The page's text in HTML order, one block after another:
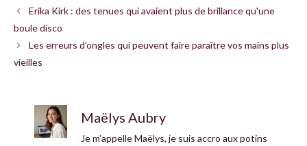
Erika Kirk : des tenues qui avaient plus de brillance qu'une
boule disco
Les erreurs d’ongles qui peuvent faire paraître vos mains plus
vieilles
Maëlys Aubry
Je m’appelle Maëlys, je suis accro aux potins